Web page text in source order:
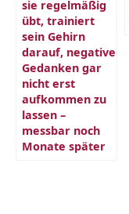
sie regelmäßig
übt, trainiert
sein Gehirn
darauf, negative
Gedanken gar
nicht erst
aufkommen zu
lassen –
messbar noch
Monate später